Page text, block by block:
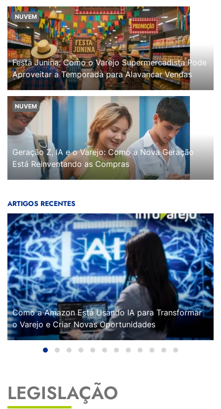
NUVEM
Festa Junina: Como o Varejo Supermercadista Pode
Aproveitar a Temporada para Alavancar Vendas
NUVEM
Geração Z, IA e o Varejo: Como a Nova Geração
Está Reinventando as Compras
ARTIGOS RECENTES
Como a Amazon Está Usando IA para Transformar
o Varejo e Criar Novas Oportunidades
LEGISLAÇÃO